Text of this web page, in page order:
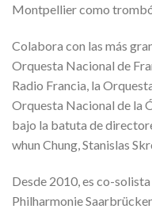
Montpellier como
Colabora con las más
Orquesta Nacional de
Radio Francia, la
Orquesta Nacional de la
bajo la batuta de
whun Chung, Stanislas
Desde 2010, es co-
Philharmonie